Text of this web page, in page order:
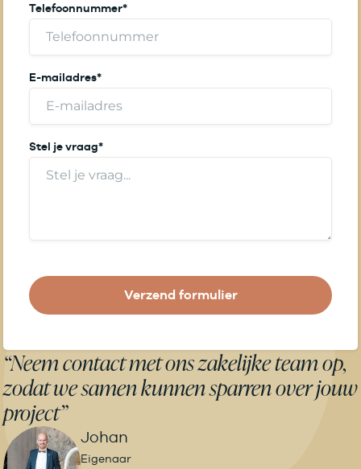
Telefoonnummer*
E-mailadres*
Stel je vraag*
Verzend formulier
“Neem contact met ons zakelijke team op,
zodat we samen kunnen sparren over jouw
project”
Johan
Eigenaar